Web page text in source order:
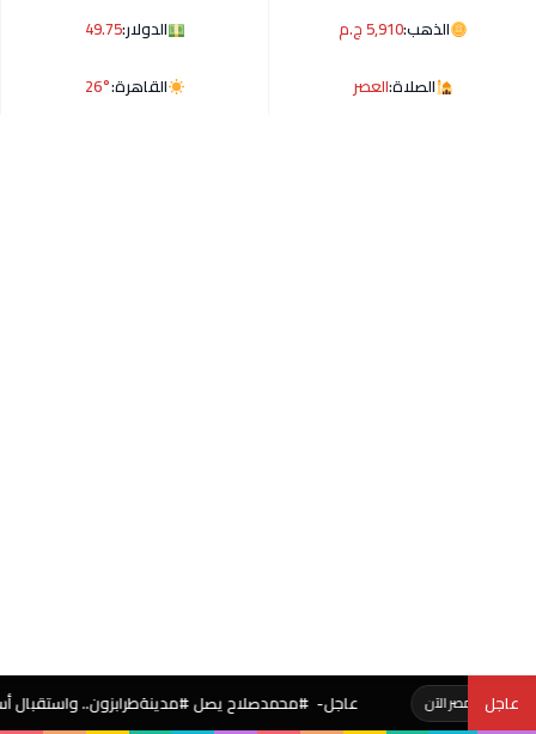
الذهب:5,910 ج.م الدولار:49.75
الصلاة:العصر القاهرة:26°
عاجل
الآن عاجل- #محمدصلاح يصل #مدينةطرابزون.. واستقبال أسطوري